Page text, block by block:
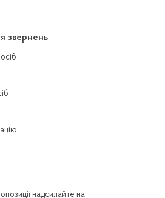
звернень
надсилайте на